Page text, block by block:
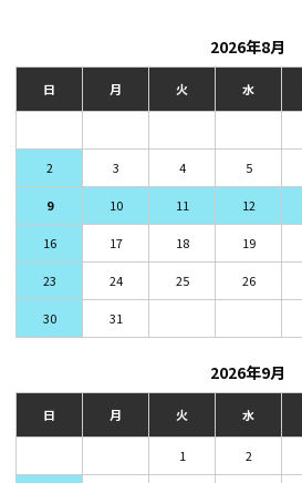
2026年8月
日 月 火 水
2 3 4 5
9 10 11 12
16 17 18 19
23 24 25 26
30 31
2026年9月
日 月 火 水
1 2